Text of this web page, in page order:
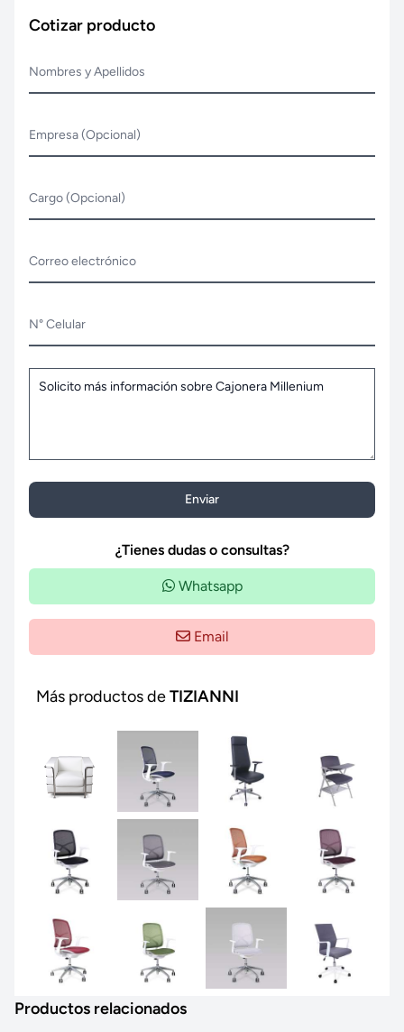
Cotizar producto
Nombres y Apellidos
Empresa (Opcional)
Cargo (Opcional)
Correo electrónico
N° Celular
Enviar
¿Tienes dudas o consultas?
Whatsapp
Email
Más productos deTIZIANNI
Productos relacionados